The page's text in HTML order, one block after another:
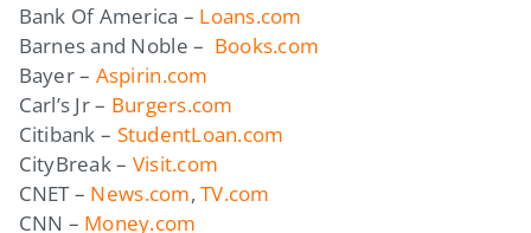
Bank Of America – Loans.com
Barnes and Noble – Books.com
Bayer – Aspirin.com
Carl’s Jr – Burgers.com
Citibank – StudentLoan.com
CityBreak – Visit.com
CNET – News.com,TV.com
CNN – Money.com